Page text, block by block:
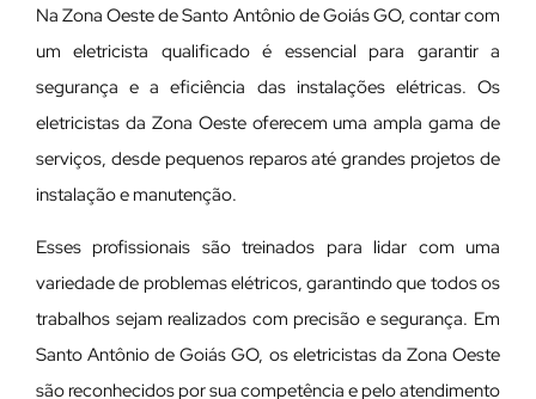
Na Zona Oeste de Santo Antônio de Goiás GO, contar com
um eletricista qualificado é essencial para garantir a
segurança e a eficiência das instalações elétricas. Os
eletricistas da Zona Oeste oferecem uma ampla gama de
serviços, desde pequenos reparos até grandes projetos de
instalação e manutenção.
Esses profissionais são treinados para lidar com uma
variedade de problemas elétricos, garantindo que todos os
trabalhos sejam realizados com precisão e segurança. Em
Santo Antônio de Goiás GO, os eletricistas da Zona Oeste
são reconhecidos por sua competência e pelo atendimento